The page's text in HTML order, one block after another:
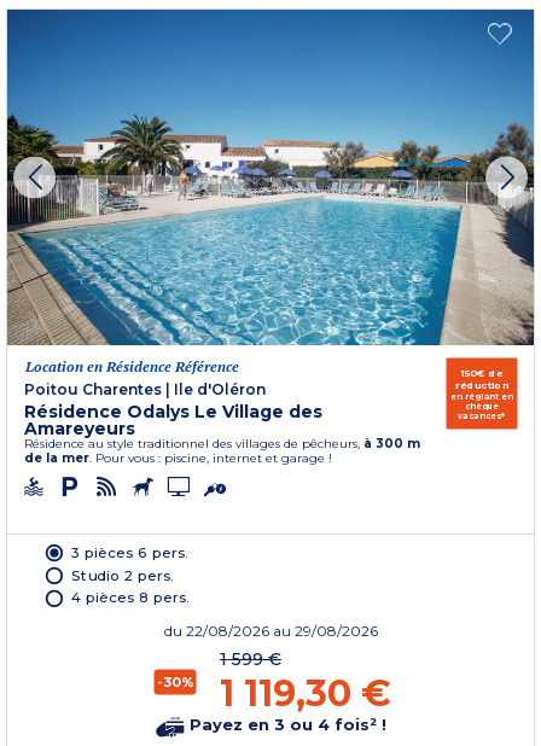
Location en Résidence Référence
Poitou Charentes | Ile d'Oléron
Résidence Odalys Le Village des
Amareyeurs
Résidence au style traditionnel des villages de pêcheurs, à 300 m
de la mer. Pour vous : piscine, internet et garage !
150€ de
réduction
en réglant en
chèque
vacances*
3 pièces 6 pers.
Studio 2 pers.
4 pièces 8 pers.
du 22/08/2026 au 29/08/2026
-30%
1 599 €
1 119,30 €
Payez en 3 ou 4 fois² !